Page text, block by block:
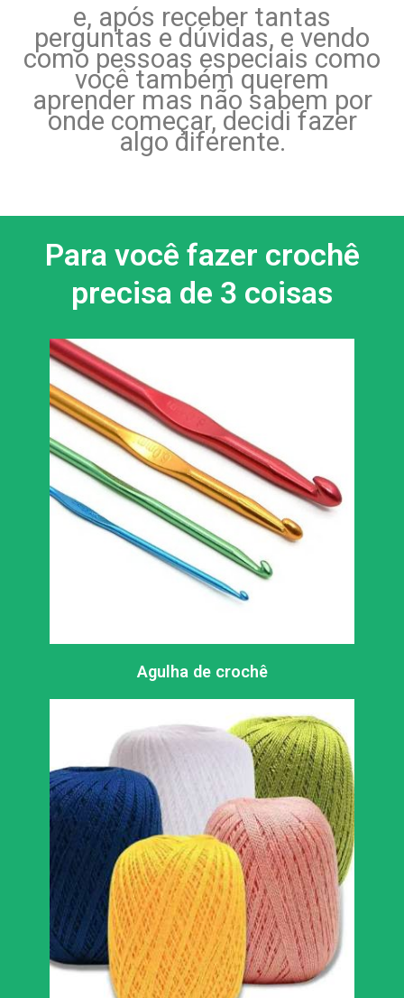
e, após receber tantas
perguntas e dúvidas, e vendo
como pessoas especiais como
você também querem
aprender mas não sabem por
onde começar, decidi fazer
algo diferente.
Para você fazer crochê
precisa de 3 coisas
Agulha de crochê